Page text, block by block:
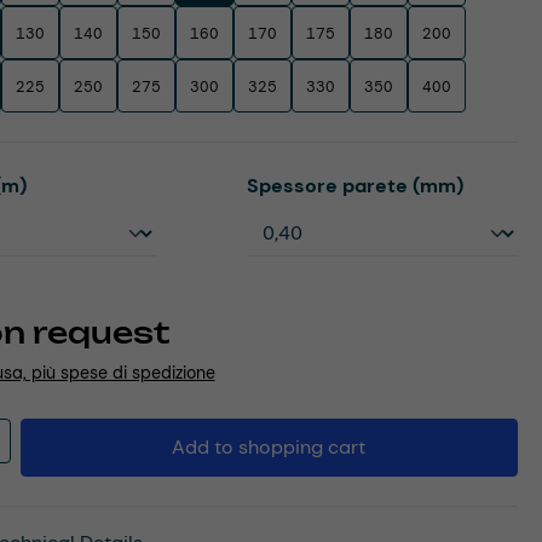
request
più spese di spedizione
130 140 150 160 170 175 180 200
225 250 275 300 325 330 350 400
Select
Spessore parete (mm)
Quantity: Enter the desired amount
Add to shopping cart